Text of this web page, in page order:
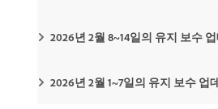
2026년 2월 8~14일의 유지 보수
2026년 2월 1~7일의 유지 보수 업